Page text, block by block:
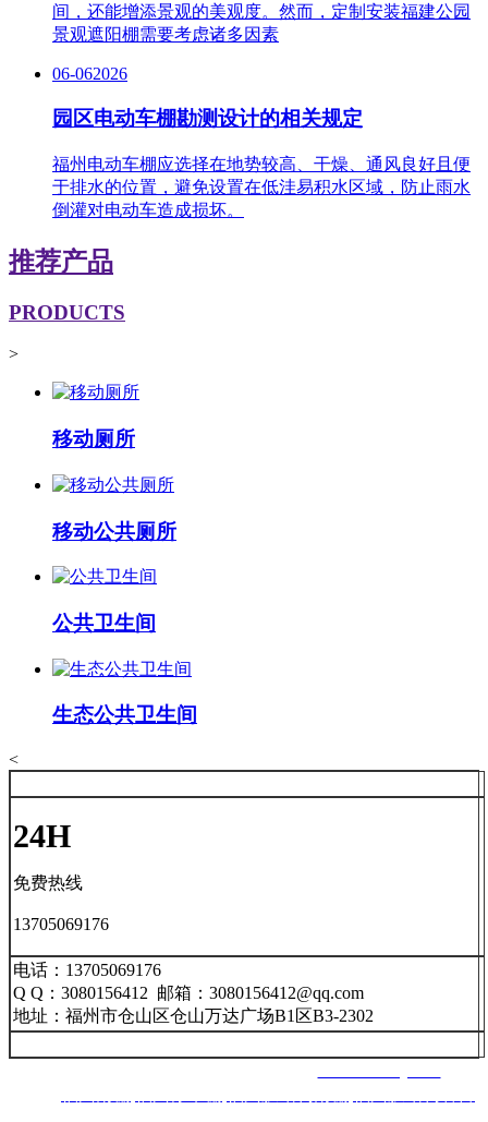
间，还能增添景观的美观度。然而，定制安装福建公园
景观遮阳棚需要考虑诸多因素
06-062026
园区电动车棚勘测设计的相关规定
福州电动车棚应选择在地势较高、干燥、通风良好且便
于排水的位置，避免设置在低洼易积水区域，防止雨水
倒灌对电动车造成损坏。
推荐产品
PRODUCTS
>
移动厕所
移动公共厕所
公共卫生间
生态公共卫生间
<
24H
免费热线
13705069176
电话：13705069176
Q Q：3080156412 邮箱：3080156412@qq.com
地址：福州市仓山区仓山万达广场B1区B3-2302